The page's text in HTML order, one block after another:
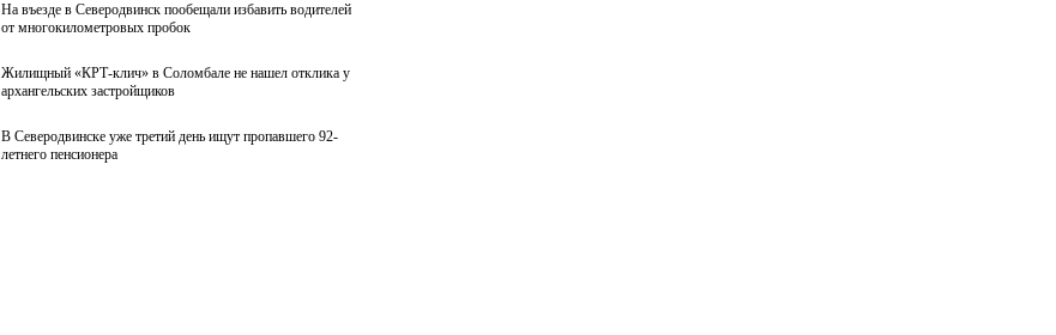
На въезде в Северодвинск пообещали избавить водителей
от многокилометровых пробок
Жилищный «КРТ-клич» в Соломбале не нашел отклика у
архангельских застройщиков
В Северодвинске уже третий день ищут пропавшего 92-
летнего пенсионера